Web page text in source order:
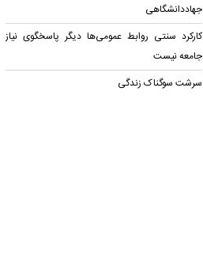
جهاددانشگاهی
کارکرد سنتی روابط عمومی‌ها دیگر پاسخگوی نیاز
جامعه نیست
سرشت سوگناک زندگی